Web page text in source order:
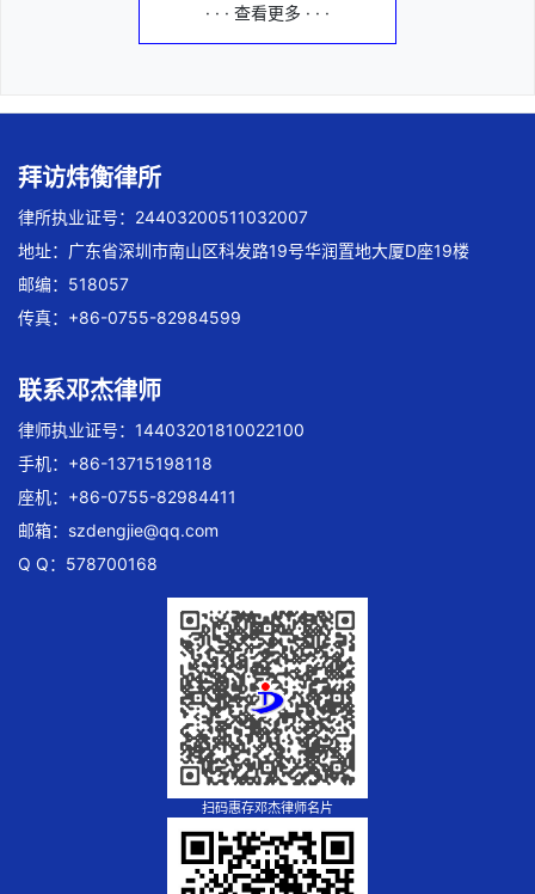
· · · 查看更多 · · ·
拜访炜衡律所
律所执业证号：24403200511032007
地址：广东省深圳市南山区科发路19号华润置地大厦D座19楼
邮编：518057
传真：+86-0755-82984599
联系邓杰律师
律师执业证号：14403201810022100
手机：+86-13715198118
座机：+86-0755-82984411
邮箱： szdengjie@qq.com
Q Q：578700168
扫码惠存邓杰律师名片